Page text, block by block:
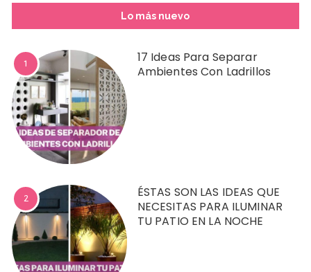
Lo más nuevo
1
17 Ideas Para Separar
Ambientes Con Ladrillos
2
ÉSTAS SON LAS IDEAS QUE
NECESITAS PARA ILUMINAR
TU PATIO EN LA NOCHE